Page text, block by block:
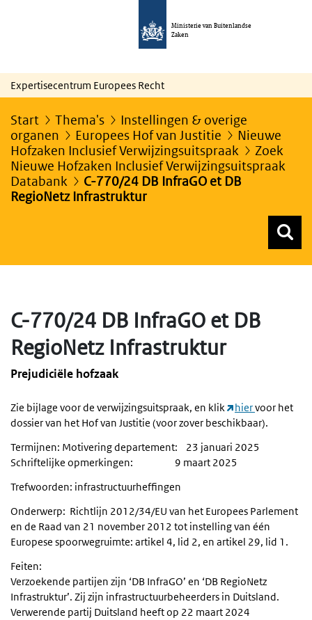
Ministerie van Buitenlandse
Zaken
Expertisecentrum Europees Recht
Start Thema's
Instellingen & overige
organen
Europees Hof van Justitie
Nieuwe
Hofzaken Inclusief Verwijzingsuitspraak
Zoek
Nieuwe Hofzaken Inclusief Verwijzingsuitspraak
Databank
C-770/24 DB InfraGO et DB
RegioNetz Infrastruktur
C-770/24 DB InfraGO et DB
RegioNetz Infrastruktur
Prejudiciële hofzaak
Zie bijlage voor de verwijzingsuitspraak, en klik hiervoor het
dossier van het Hof van Justitie (voor zover beschikbaar).
Termijnen: Motivering departement: 23 januari 2025
Schriftelijke opmerkingen: 9 maart 2025
Trefwoorden: infrastructuurheffingen
Onderwerp: Richtlijn 2012/34/EU van het Europees Parlement
en de Raad van 21 november 2012 tot instelling van één
Europese spoorwegruimte: artikel 4, lid 2, en artikel 29, lid 1.
Feiten:
Verzoekende partijen zijn ‘DB InfraGO’ en ‘DB RegioNetz
Infrastruktur’. Zij zijn infrastructuurbeheerders in Duitsland.
Verwerende partij Duitsland heeft op 22 maart 2024